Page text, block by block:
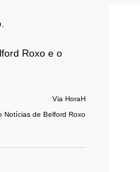
Roxo e o
Via HoraH
Notícias de Belford Roxo